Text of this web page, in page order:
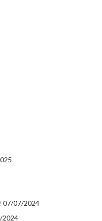
07/07/2024
2024